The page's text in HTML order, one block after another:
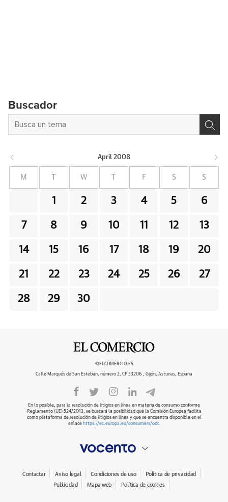
Buscador
April 2008
M W F S S
1 2 3 4 5 6
7 8 9 10 11 12 13
14 15 16 17 18 19 20
21 22 23 24 25 26 27
28 29 30
©ELCOMERCIO.ES
Calle Marqués de San Esteban, número 2, CP 33206 , Gijón, Asturias, España
En lo posible, para la resolución de litigios en línea en materia de consumo conforme
Reglamento (UE) 524/2013, se buscará la posibilidad que la Comisión Europea facilita
como plataforma de resolución de litigios en línea y que se encuentra disponible en el
enlace https://ec.europa.eu/consumers/odr.
Contactar Aviso legal Condiciones de uso
Política de privacidad
Publicidad
Mapa web Política de cookies